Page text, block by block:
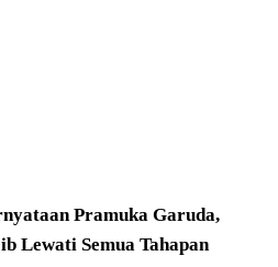
Pramuka Garuda,
Lewati Semua Tahapan